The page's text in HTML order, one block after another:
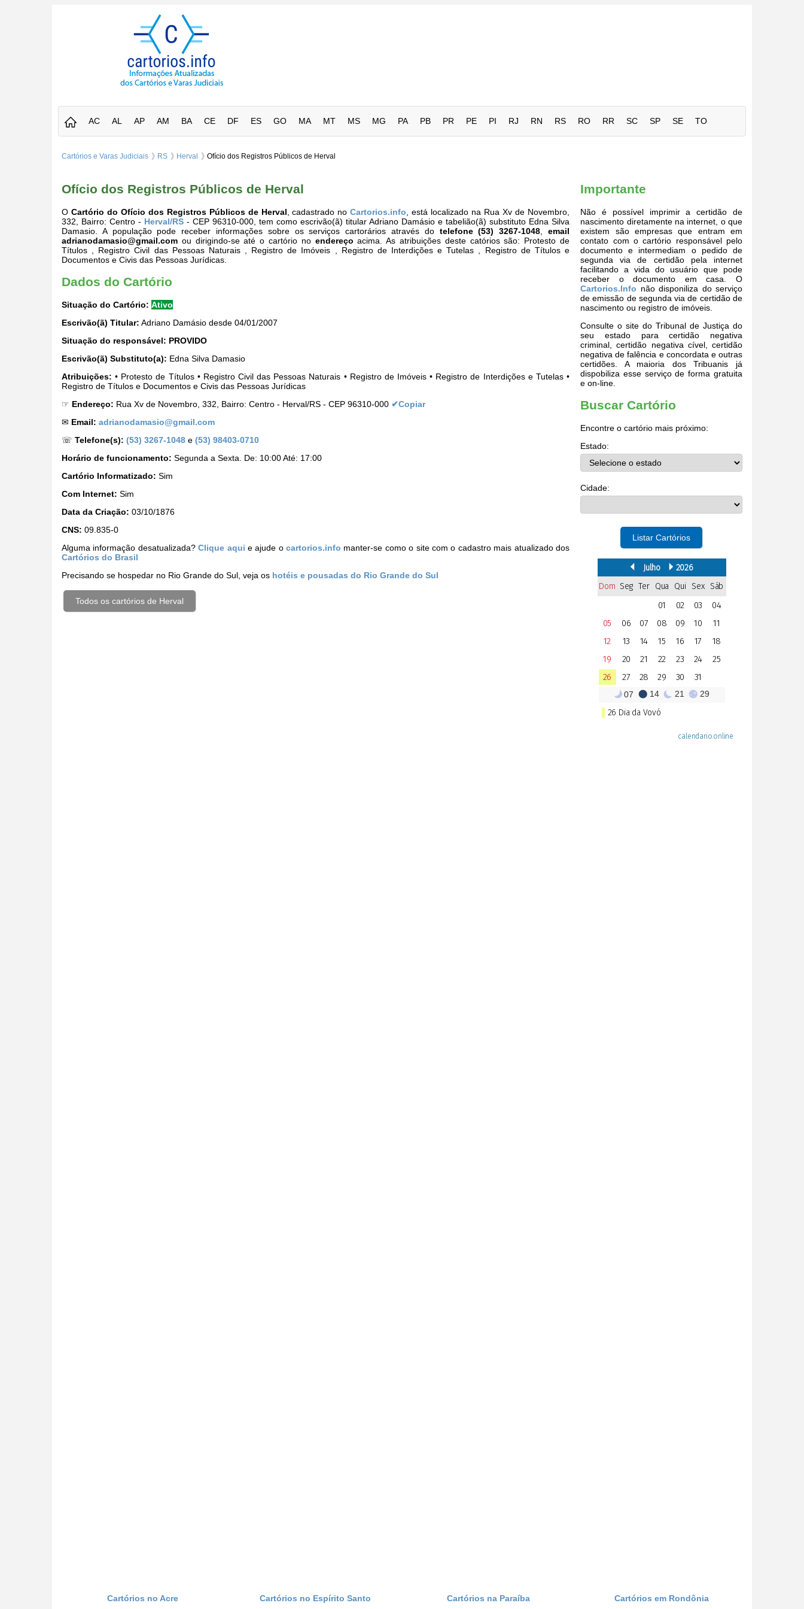
AC AL AP AM BA CE DF ES GO MA MT MS MG PA PB PR PE PI RJ RN RS RO RR SC SP SE TO
Cartórios e Varas Judiciais RS Herval Ofício dos Registros Públicos de Herval
Ofício dos Registros Públicos de Herval
O Cartório do Ofício dos Registros Públicos de Herval , cadastrado noCartorios.info , está localizado na Rua Xv de Novembro,
332, Bairro: Centro - Herval/RS - CEP 96310-000, tem como escrivão(ã) titular Adriano Damásio e tabelião(ã) substituto Edna Silva
Damasio. A população pode receber informações sobre os serviços cartorários através do telefone (53) 3267-1048
email
adrianodamasio@gmail.com ou dirigindo-se até o cartório no endereço acima. As atribuições deste catórios são: Protesto de
Títulos , Registro Civil das Pessoas Naturais , Registro de Imóveis , Registro de Interdições e Tutelas , Registro de Títulos e
Documentos e Civis das Pessoas Jurídicas.
Dados do Cartório
Situação do Cartório: Ativo
Escrivão(ã) Titular: Adriano Damásio desde 04/01/2007
Situação do responsável: PROVIDO
Escrivão(ã) Substituto(a): Edna Silva Damasio
Atribuições: • Protesto de Títulos • Registro Civil das Pessoas Naturais • Registro de Imóveis • Registro de Interdições e Tutelas •
Registro de Títulos e Documentos e Civis das Pessoas Jurídicas
☞ Endereço: Rua Xv de Novembro, 332, Bairro: Centro - Herval/RS - CEP 96310-000 ✔Copiar
✉ Email: adrianodamasio@gmail.com
☏ Telefone(s): (53) 3267-1048 e (53) 98403-0710
Horário de funcionamento: Segunda a Sexta. De: 10:00 Até: 17:00
Cartório Informatizado: Sim
Com Internet: Sim
Data da Criação: 03/10/1876
CNS: 09.835-0
Alguma informação desatualizada?Clique aqui e ajude ocartorios.info manter-se como o site com o cadastro mais atualizado dos
Cartórios do Brasil
Precisando se hospedar no Rio Grande do Sul, veja os hotéis e pousadas do Rio Grande do Sul
Todos os cartórios de Herval
Importante
Não é possível imprimir a certidão de
nascimento diretamente na internet, o que
existem são empresas que entram em
contato com o cartório responsável pelo
documento e intermediam o pedido de
segunda via de certidão pela internet
facilitando a vida do usuário que pode
receber o documento em casa. O
Cartorios.Info não disponiliza do serviço
de emissão de segunda via de certidão de
nascimento ou registro de imóveis.
Consulte o site do Tribunal de Justiça do
seu estado para certidão negativa
criminal, certidão negativa cível, certidão
negativa de falência e concordata e outras
certidões. A maioria dos Tribuanis já
dispobiliza esse serviço de forma gratuita
e on-line.
Buscar Cartório
Encontre o cartório mais próximo:
Estado:
Cidade:
Listar Cartórios
Cartórios no Acre Cartórios no Espírito Santo Cartórios na Paraíba Cartórios em Rondônia